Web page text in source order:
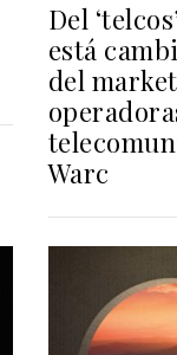
Del
está
del
Warc